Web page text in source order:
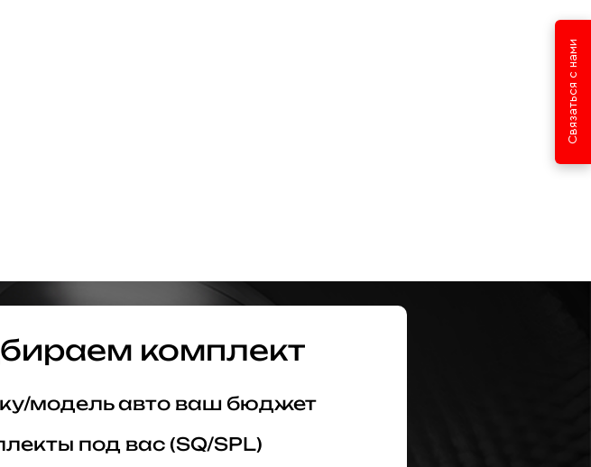
комплект
модель авто ваш бюджет
под вас (SQ/SPL)
Связаться с нами